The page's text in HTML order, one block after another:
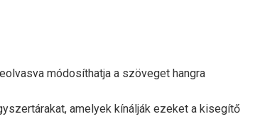
módosíthatja a szöveget hangra
amelyek kínálják ezeket a kisegítő